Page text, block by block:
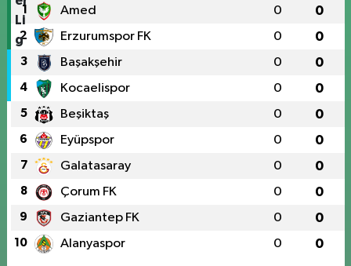
1 Amed 0 0
2 Erzurumspor FK 0 0
3 Başakşehir 0 0
4 Kocaelispor 0 0
5 Beşiktaş 0 0
6 Eyüpspor 0 0
7 Galatasaray 0 0
8 Çorum FK 0 0
9 Gaziantep FK 0 0
10 Alanyaspor 0 0